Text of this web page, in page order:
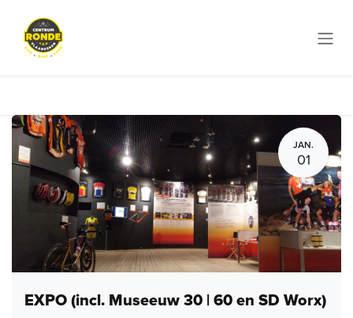
JAN.
01
EXPO (incl. Museeuw 30 | 60 en SD Worx)